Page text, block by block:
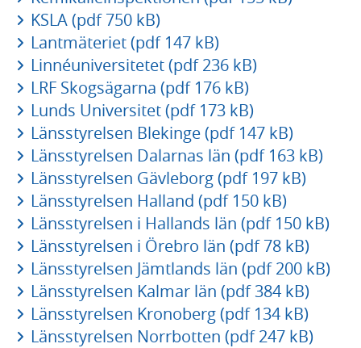
KSLA (pdf 750 kB)
Lantmäteriet (pdf 147 kB)
Linnéuniversitetet (pdf 236 kB)
LRF Skogsägarna (pdf 176 kB)
Lunds Universitet (pdf 173 kB)
Länsstyrelsen Blekinge (pdf 147 kB)
Länsstyrelsen Dalarnas län (pdf 163 kB)
Länsstyrelsen Gävleborg (pdf 197 kB)
Länsstyrelsen Halland (pdf 150 kB)
Länsstyrelsen i Hallands län (pdf 150 kB)
Länsstyrelsen i Örebro län (pdf 78 kB)
Länsstyrelsen Jämtlands län (pdf 200 kB)
Länsstyrelsen Kalmar län (pdf 384 kB)
Länsstyrelsen Kronoberg (pdf 134 kB)
Länsstyrelsen Norrbotten (pdf 247 kB)